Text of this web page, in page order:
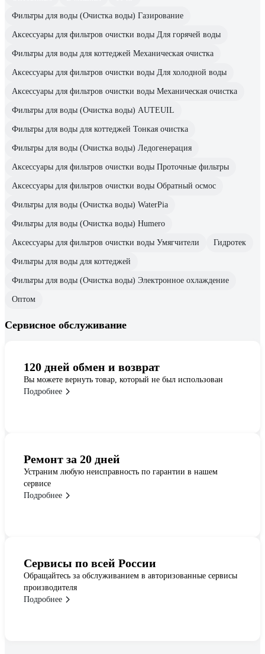
Фильтры для воды (Очистка воды) Газирование
Аксессуары для фильтров очистки воды Для горячей воды
Фильтры для воды для коттеджей Механическая очистка
Аксессуары для фильтров очистки воды Для холодной воды
Аксессуары для фильтров очистки воды Механическая очистка
Фильтры для воды (Очистка воды) AUTEUIL
Фильтры для воды для коттеджей Тонкая очистка
Фильтры для воды (Очистка воды) Ледогенерация
Аксессуары для фильтров очистки воды Проточные фильтры
Аксессуары для фильтров очистки воды Обратный осмос
Фильтры для воды (Очистка воды) WaterPia
Фильтры для воды (Очистка воды) Humero
Аксессуары для фильтров очистки воды Умягчители Гидротек
Фильтры для воды для коттеджей
Фильтры для воды (Очистка воды) Электронное охлаждение
Оптом
Сервисное обслуживание
120 дней обмен и возврат
Вы можете вернуть товар, который не был использован
Подробнее
Ремонт за 20 дней
Устраним любую неисправность по гарантии в нашем
сервисе
Подробнее
Сервисы по всей России
Обращайтесь за обслуживанием в авторизованные сервисы
производителя
Подробнее